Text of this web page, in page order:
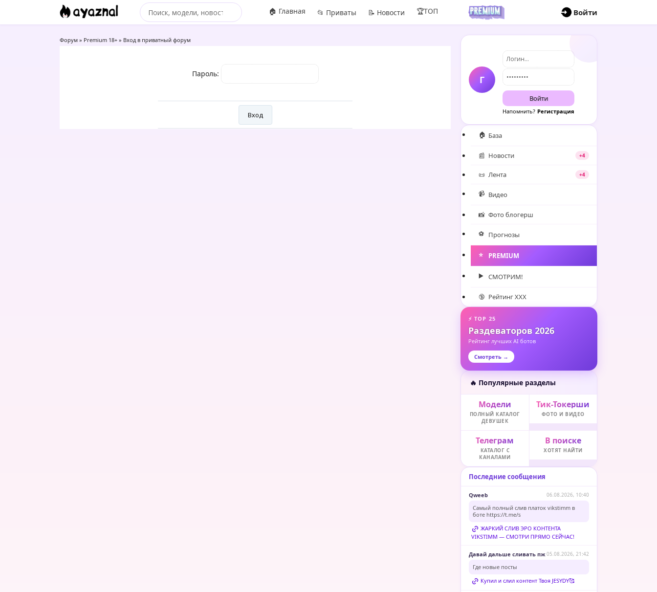
🏠 Главная 📂 Приваты 📝 Новости 🏆ТОП Войти
Форум » Premium 18+ » Вход в приватный форум
Пароль:
Г
Войти
Напомнить? Регистрация
🏠 База
📰 Новости +4
📜 Лента +4
📹 Видео
📸 Фото блогерш
⚽️ Прогнозы
⭐️ PREMIUM
▶️ СМОТРИМ!
🔞 Рейтинг XXX
⚡ TOP 25
Раздеваторов 2026
Рейтинг лучших AI ботов
Смотреть →
🔥 Популярные разделы
Модели
ПОЛНЫЙ КАТАЛОГ
ДЕВУШЕК
Тик-Токерши
ФОТО И ВИДЕО
Телеграм
КАТАЛОГ С
КАНАЛАМИ
В поиске
ХОТЯТ НАЙТИ
Последние сообщения
Qweeb 06.08.2026, 10:40
Самый полный слив платок vikstimm в
боте https://t.me/s
ЖАРКИЙ СЛИВ ЭРО КОНТЕНТА
VIKSTIMM — СМОТРИ ПРЯМО СЕЙЧАС!
Давай дальше сливать пж05.08.2026, 21:42
Где новые посты
Купил и слил контент Твоя JESYDY🥰